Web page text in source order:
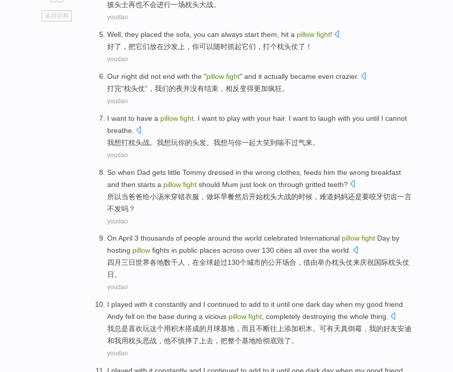
go
top
返回词典
披头士再也不会进行一场枕头大战。
youdao
Well , they placed the sofa you can always start them hit a pillow fight!
好了 ， 把它们放在沙发上 ， 你可以随时抓起它们 ， 打个枕头仗了！
youdao
Our night did not end with the "pillow fight" and it actually became even crazier.
打完“枕头仗”， 我们的夜并没有结束 ，相反变得更加疯狂。
youdao
I want to have a pillow fight . I want to play with your hair. I want to laugh with you until I cannot
breathe
我想打枕头战。我想玩你的头发。我想与你一起大笑到喘不过气来。
youdao
So when Dad gets little Tommy dressed in the wrong clothes , feeds him the wrong breakfast
and then starts a pillow fight should Mum just look on through gritted teeth?
所以当爸爸给小汤米穿错衣服 ，做坏早餐然后开始枕头大战的时候，难道妈妈还是要咬牙切齿一言
不发吗？
youdao
On April 3 thousands of people around the world celebrated International pillow fight Day by
hosting pillow fights in public places across over 130 cities all over the world.
四月三日世界各地数千人 ， 在全球超过130个城市的公开场合 ， 借由举办枕头仗来庆祝国际枕头仗
日。
youdao
I played with it constantly and I continued to add to it until one dark day when my good friend
Andy fell on the base during a vicious pillow fight completely destroying the whole thing.
我总是喜欢玩这个用积木搭成的月球基地 ，而且不断往上添加积木。可有天真倒霉 ，我的好友安迪
和我用枕头恶战，他不慎摔了 上去 ，把整个基地给彻底毁了。
youdao